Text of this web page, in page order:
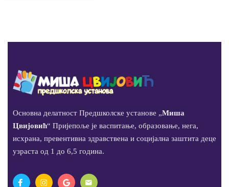
Основна делатност Предшколске установе „Миша
Цвијовић“ Пријепоље је васпитање, образовање, нега,
исхрана, превентивна здравствена и социјална заштита деце
узраста од 1 до 6,5 година.